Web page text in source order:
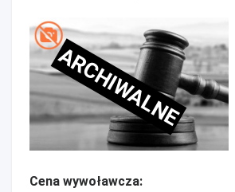
ARCHIWALNE
Cena wywoławcza: